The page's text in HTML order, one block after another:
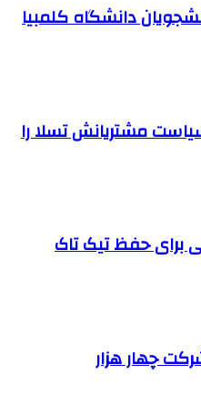
دانشگاه کلمبیا
مشتریانش تسلا را
برای حفظ تیک تاک
چهار هزار